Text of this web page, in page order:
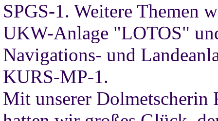
SPGS-1. Weitere Themen
UKW-Anlage "LOTOS"
Navigations- und
KURS-MP-1.
Mit unserer Dolmetscherin